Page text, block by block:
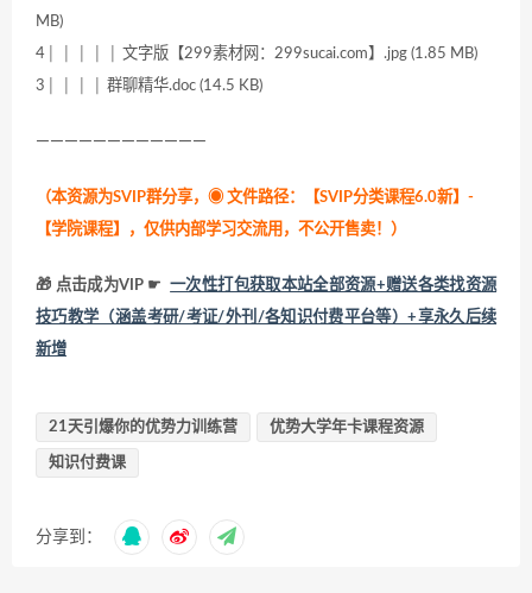
MB)
4│ │ │ │ │ 文字版【299素材网：299sucai.com】.jpg (1.85 MB)
3│ │ │ │ 群聊精华.doc (14.5 KB)
————————————
（本资源为SVIP群分享， ◉ 文件路径：【SVIP分类课程6.0新】-
【学院课程】，仅供内部学习交流用，不公开售卖！ ）
🎁 点击成为VIP ☛ 一次性打包获取本站全部资源+赠送各类找资源
技巧教学（涵盖考研/考证/外刊/各知识付费平台等）+享永久后续
新增
21天引爆你的优势力训练营 优势大学年卡课程资源
知识付费课
分享到：